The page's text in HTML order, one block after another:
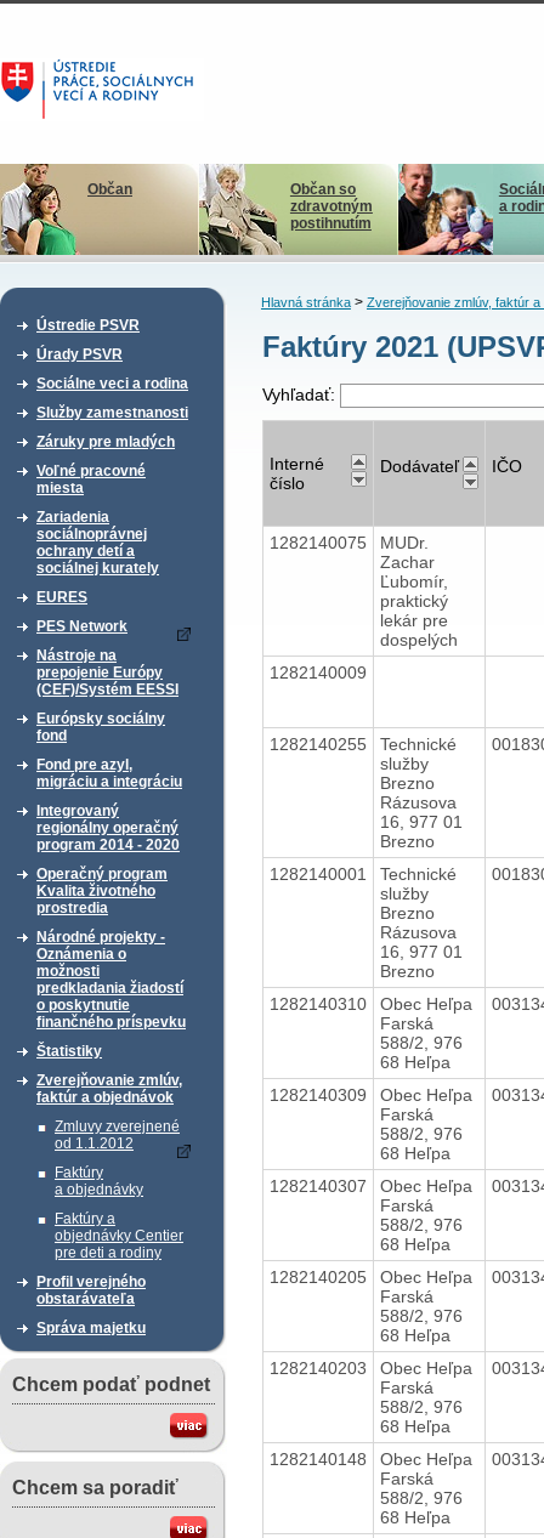
Občan
Občan so
zdravotným
postihnutím
a
Ústredie PSVR
Úrady PSVR
Sociálne veci a rodina
Služby zamestnanosti
Záruky pre mladých
Voľné pracovné
miesta
Zariadenia
sociálnoprávnej
ochrany detí a
sociálnej kurately
EURES
PES Network
Nástroje na
prepojenie Európy
(CEF)/Systém EESSI
Európsky sociálny
fond
Fond pre azyl,
migráciu a integráciu
Integrovaný
regionálny operačný
program 2014 - 2020
Operačný program
Kvalita životného
prostredia
Národné projekty -
Oznámenia o
možnosti
predkladania žiadostí
o poskytnutie
finančného príspevku
Štatistiky
Zverejňovanie zmlúv,
faktúr a objednávok
Zmluvy zverejnené
od 1.1.2012
Faktúry
a objednávky
Faktúry a
objednávky Centier
pre deti a rodiny
Profil verejného
obstarávateľa
Správa majetku
Chcem podať podnet
Chcem sa poradiť
Hlavná stránka> Zverejňovanie zmlúv, faktúr a
Faktúry 2021
Vyhľadať:
Interné
číslo
Dodávateľ IČO
1282140075
MUDr.
Zachar
Ľubomír,
praktický
lekár pre
dospelých
1282140009
1282140255
Technické
služby
Brezno
Rázusova
16, 977 01
Brezno
1282140001
Technické
služby
Brezno
Rázusova
16, 977 01
Brezno
1282140310
Obec Heľpa
Farská
588/2, 976
68 Heľpa
1282140309
Obec Heľpa
Farská
588/2, 976
68 Heľpa
1282140307
Obec Heľpa
Farská
588/2, 976
68 Heľpa
1282140205
Obec Heľpa
Farská
588/2, 976
68 Heľpa
1282140203
Obec Heľpa
Farská
588/2, 976
68 Heľpa
1282140148
Obec Heľpa
Farská
588/2, 976
68 Heľpa